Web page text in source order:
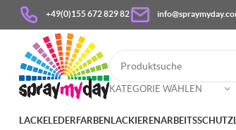
+49(0)155 672 829 82
KATEGORIE WÄHLEN
LACKELEDERFARBENLACKIERENARBEITSSCHUTZ